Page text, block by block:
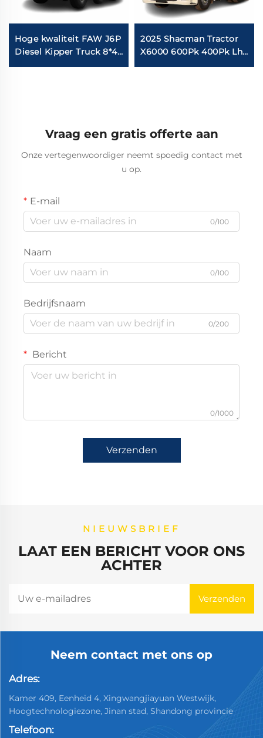
Hoge kwaliteit FAW J6P
Diesel Kipper Truck 8*4
12Wheeler 420PK
2025 Shacman Tractor
X6000 600Pk 400Pk Lhd
6X4 Vrachtwagen Trailer
Vraag een gratis offerte aan
Onze vertegenwoordiger neemt spoedig contact met
u op.
E-mail
0/100
Naam
0/100
Bedrijfsnaam
0/200
Bericht
0/1000
Verzenden
NIEUWSBRIEF
LAAT EEN BERICHT VOOR ONS
ACHTER
Neem contact met ons op
Adres:
Kamer 409, Eenheid 4, Xingwangjiayuan Westwijk,
Hoogtechnologiezone, Jinan stad, Shandong provincie
Telefoon: